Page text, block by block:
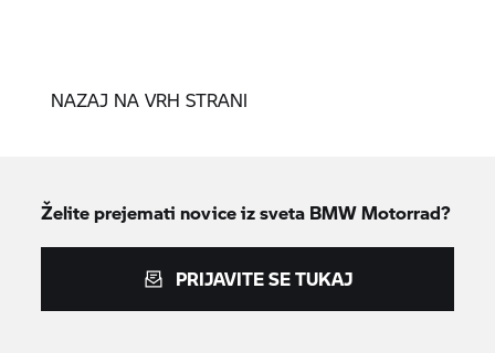
NAZAJ NA VRH STRANI
Želite prejemati novice iz sveta BMW Motorrad?
PRIJAVITE SE TUKAJ